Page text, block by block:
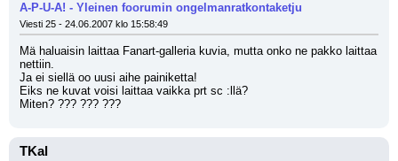
A-P-U-A! - Yleinen foorumin ongelmanratkontaketju
Viesti 25 - 24.06.2007 klo 15:58:49
Mä haluaisin laittaa Fanart-galleria kuvia, mutta onko ne pakko laittaa
nettiin.
Ja ei siellä oo uusi aihe painiketta!
Eiks ne kuvat voisi laittaa vaikka prt sc :llä?
Miten? ??? ??? ???
TKal